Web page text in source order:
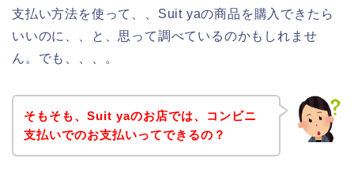
支払い方法を使って、、Suit yaの商品を購入できたら
いいのに、、と、思って調べているのかもしれませ
ん。でも、、、。
そもそも、Suit yaのお店では、コンビニ
支払いでのお支払いってできるの？